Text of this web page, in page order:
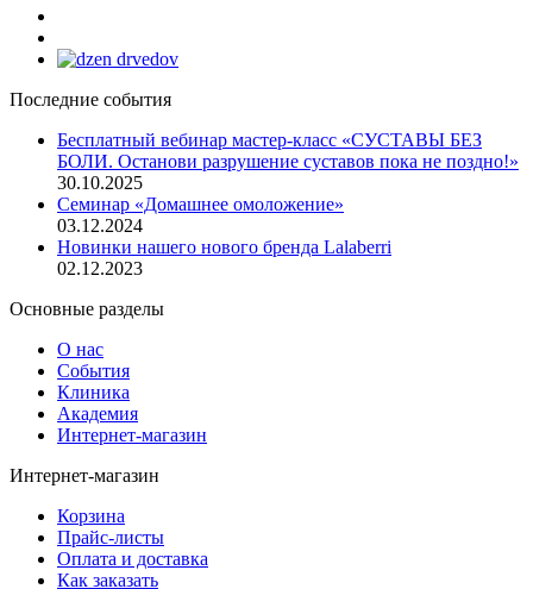
Последние события
Бесплатный вебинар мастер-класс «СУСТАВЫ БЕЗ
БОЛИ. Останови разрушение суставов пока не поздно!»
30.10.2025
Семинар «Домашнее омоложение»
03.12.2024
Новинки нашего нового бренда Lalaberri
02.12.2023
Основные разделы
О нас
События
Клиника
Академия
Интернет-магазин
Интернет-магазин
Корзина
Прайс-листы
Оплата и доставка
Как заказать